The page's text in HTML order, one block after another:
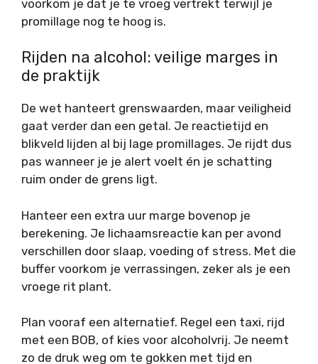
voorkom je dat je te vroeg vertrekt terwijl je
promillage nog te hoog is.
Rijden na alcohol: veilige marges in
de praktijk
De wet hanteert grenswaarden, maar veiligheid
gaat verder dan een getal. Je reactietijd en
blikveld lijden al bij lage promillages. Je rijdt dus
pas wanneer je je alert voelt én je schatting
ruim onder de grens ligt.
Hanteer een extra uur marge bovenop je
berekening. Je lichaamsreactie kan per avond
verschillen door slaap, voeding of stress. Met die
buffer voorkom je verrassingen, zeker als je een
vroege rit plant.
Plan vooraf een alternatief. Regel een taxi, rijd
met een BOB, of kies voor alcoholvrij. Je neemt
zo de druk weg om te gokken met tijd en